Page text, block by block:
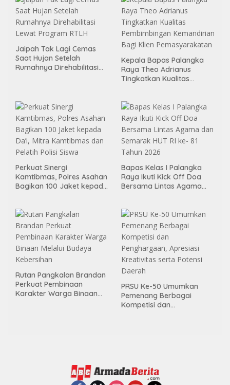
Jaipah Tak Lagi Cemas
Saat Hujan Setelah
Rumahnya Direhabilitasi
Kepala Bapas Palangka
Raya Theo Adrianus
Tingkatkan Kualitas
Pemasyarakatan
Perkuat Sinergi
Kamtibmas, Polres Asahan
Bagikan 100 Jaket kepada
Bapas Kelas I Palangka
Raya Ikuti Kick Off Doa
Bersama Lintas Agama
Rutan Pangkalan Brandan
Perkuat Pembinaan
Karakter Warga Binaan
PRSU Ke-50 Umumkan
Pemenang Berbagai
Kompetisi dan